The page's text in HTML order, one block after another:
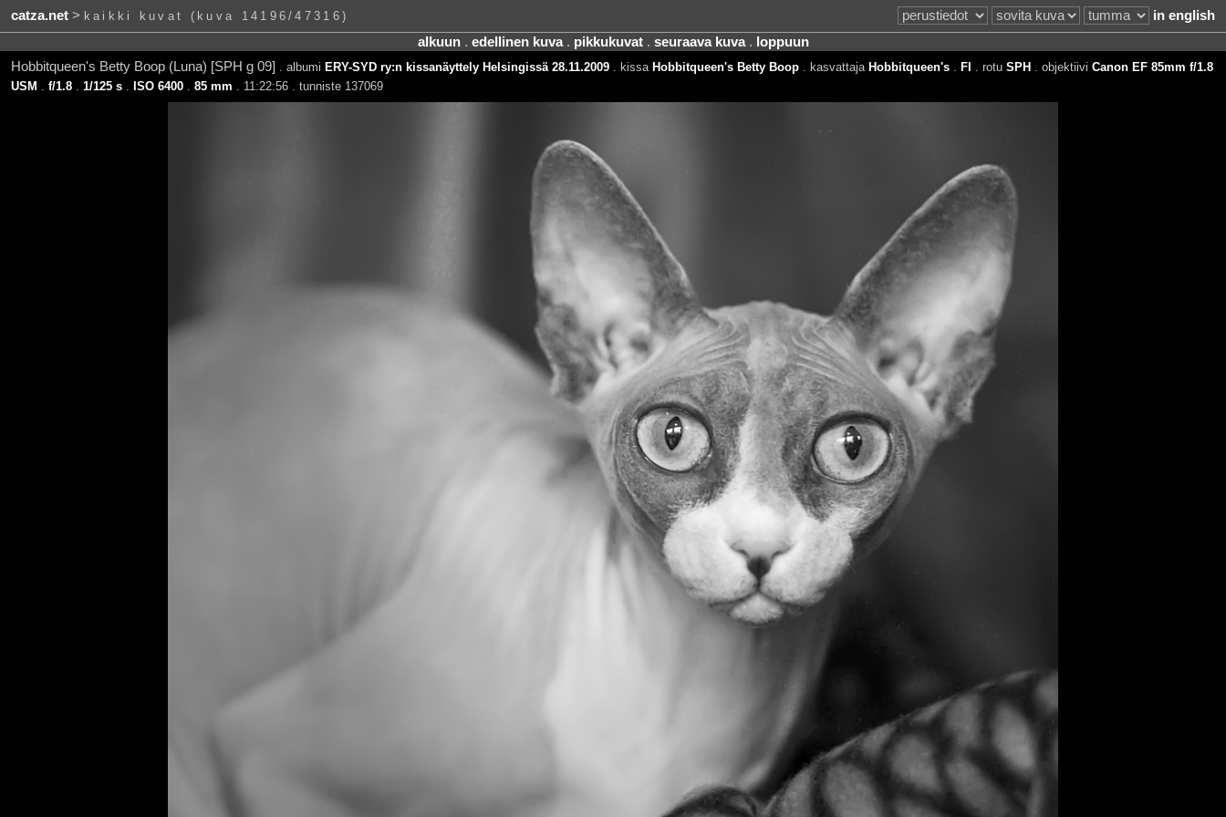
catza.net> kaikki kuvat (kuva 14196/47316)
in english
alkuun. edellinen kuva. pikkukuvat. seuraava kuva. loppuun
Hobbitqueen's Betty Boop (Luna) [SPH g 09]
. albumi ERY-SYD ry:n kissanäyttely Helsingissä 28.11.2009. kissa Hobbitqueen's Betty Boop. kasvattaja Hobbitqueen's. FI . rotu SPH . objektiivi Canon EF 85mm f/1.8
USM
f/1.8. 1/125 s. ISO 6400. 85 mm . 11:22:56 . tunniste 137069